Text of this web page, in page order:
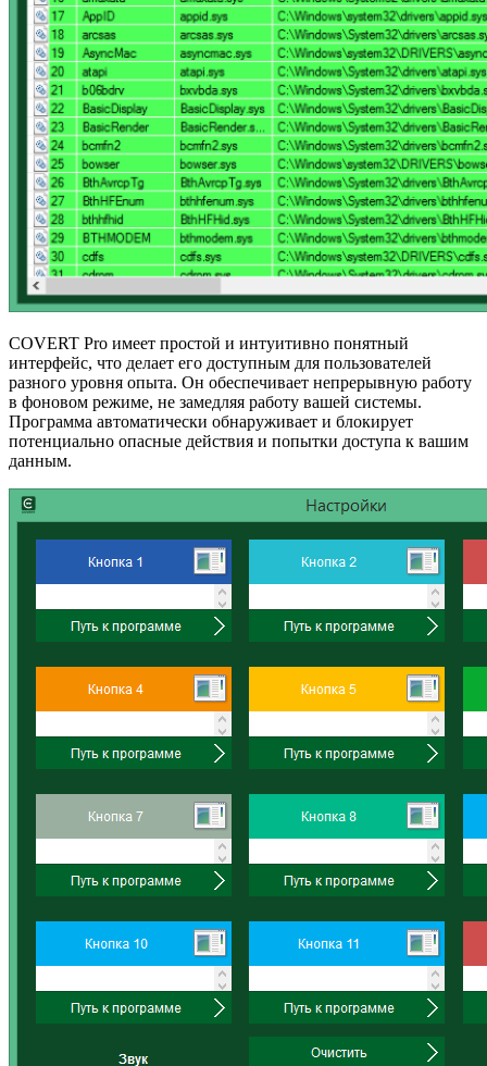
COVERT Pro имеет простой и интуитивно понятный
интерфейс, что делает его доступным для пользователей
разного уровня опыта. Он обеспечивает непрерывную работу
в фоновом режиме, не замедляя работу вашей системы.
Программа автоматически обнаруживает и блокирует
потенциально опасные действия и попытки доступа к вашим
данным.